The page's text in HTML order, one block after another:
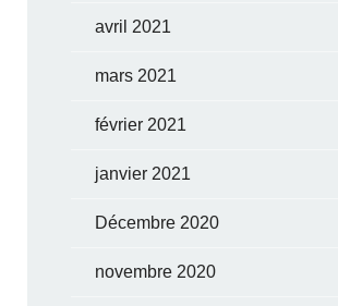
avril 2021
mars 2021
février 2021
janvier 2021
Décembre 2020
novembre 2020